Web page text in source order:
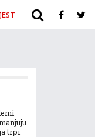
ARHIVA
trpi